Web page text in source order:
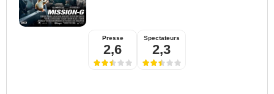
Presse
2,6
Spectateurs
2,3